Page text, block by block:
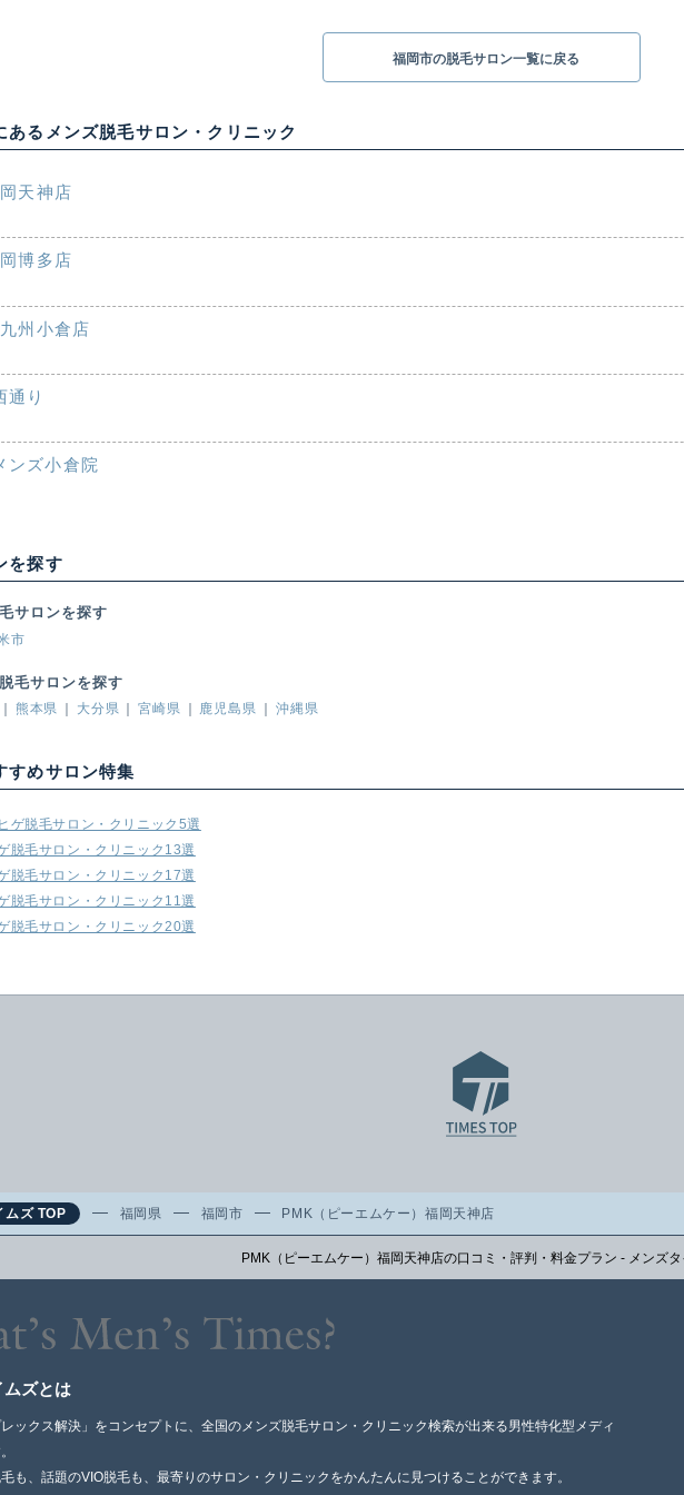
福岡市の脱毛サロン一覧に戻る
あるメンズ脱毛サロン・クリニック
天神店
博多店
州小倉店
通り
ンズ小倉院
を探す
サロンを探す
市
毛サロンを探す
熊本県 大分県 宮崎県 鹿児島県 沖縄県
すめサロン特集
ゲ脱毛サロン・クリニック5選
脱毛サロン・クリニック13選
脱毛サロン・クリニック17選
脱毛サロン・クリニック11選
脱毛サロン・クリニック20選
ムズ TOP 福岡県 福岡市 PMK（ピーエムケー）福岡天神店
PMK（ピーエムケー）福岡天神店の口コミ・評判・料金プラン - メンズ
ムズとは
レックス解決」をコンセプトに、全国のメンズ脱毛サロン・クリニック検索が出来る男性特化型メディ
も、話題のVIO脱毛も、最寄りのサロン・クリニックをかんたんに見つけることができます。